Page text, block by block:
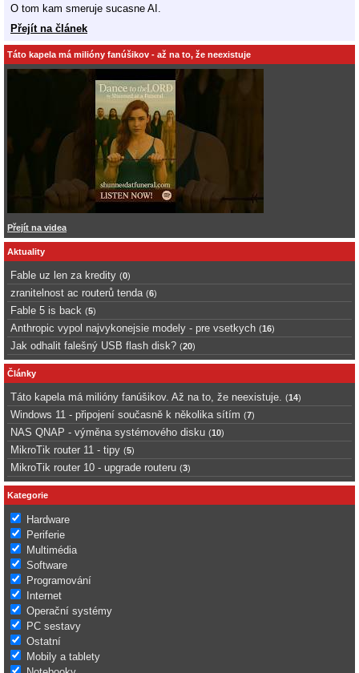
O tom kam smeruje sucasne AI.
Přejít na článek
Táto kapela má milióny fanúšikov - až na to, že neexistuje
Přejít na videa
Aktuality
Fable uz len za kredity (0)
zranitelnost ac routerů tenda (6)
Fable 5 is back (5)
Anthropic vypol najvykonejsie modely - pre vsetkych (16)
Jak odhalit falešný USB flash disk? (20)
Články
Táto kapela má milióny fanúšikov. Až na to, že neexistuje. (14)
Windows 11 - připojení současně k několika sítím (7)
NAS QNAP - výměna systémového disku (10)
MikroTik router 11 - tipy (5)
MikroTik router 10 - upgrade routeru (3)
Kategorie
Hardware
Periferie
Multimédia
Software
Programování
Internet
Operační systémy
PC sestavy
Ostatní
Mobily a tablety